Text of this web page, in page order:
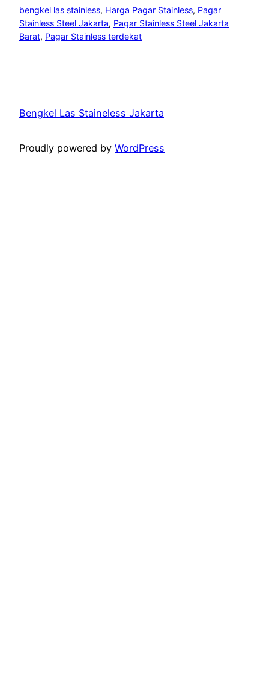
bengkel las stainless, Harga Pagar Stainless, Pagar
Stainless Steel Jakarta, Pagar Stainless Steel Jakarta
Barat, Pagar Stainless terdekat
Bengkel Las Staineless Jakarta
Proudly powered by WordPress